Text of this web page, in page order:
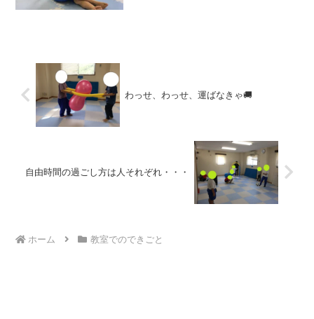
わっせ、わっせ、運ばなきゃ🚚
自由時間の過ごし方は人それぞれ・・・
ホーム 教室でのできごと